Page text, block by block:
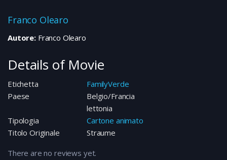
Franco Olearo
Autore:Franco Olearo
Details of Movie
Etichetta
FamilyVerde
Paese
Belgio/Francia
lettonia
Tipologia
Cartone animato
Titolo Originale
Straume
There are no reviews yet.